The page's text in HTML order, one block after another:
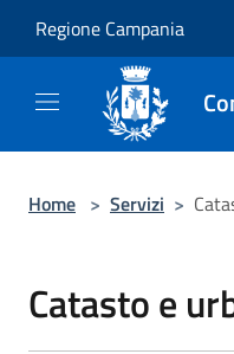
Regione Campania
Home > Servizi >
Catasto e